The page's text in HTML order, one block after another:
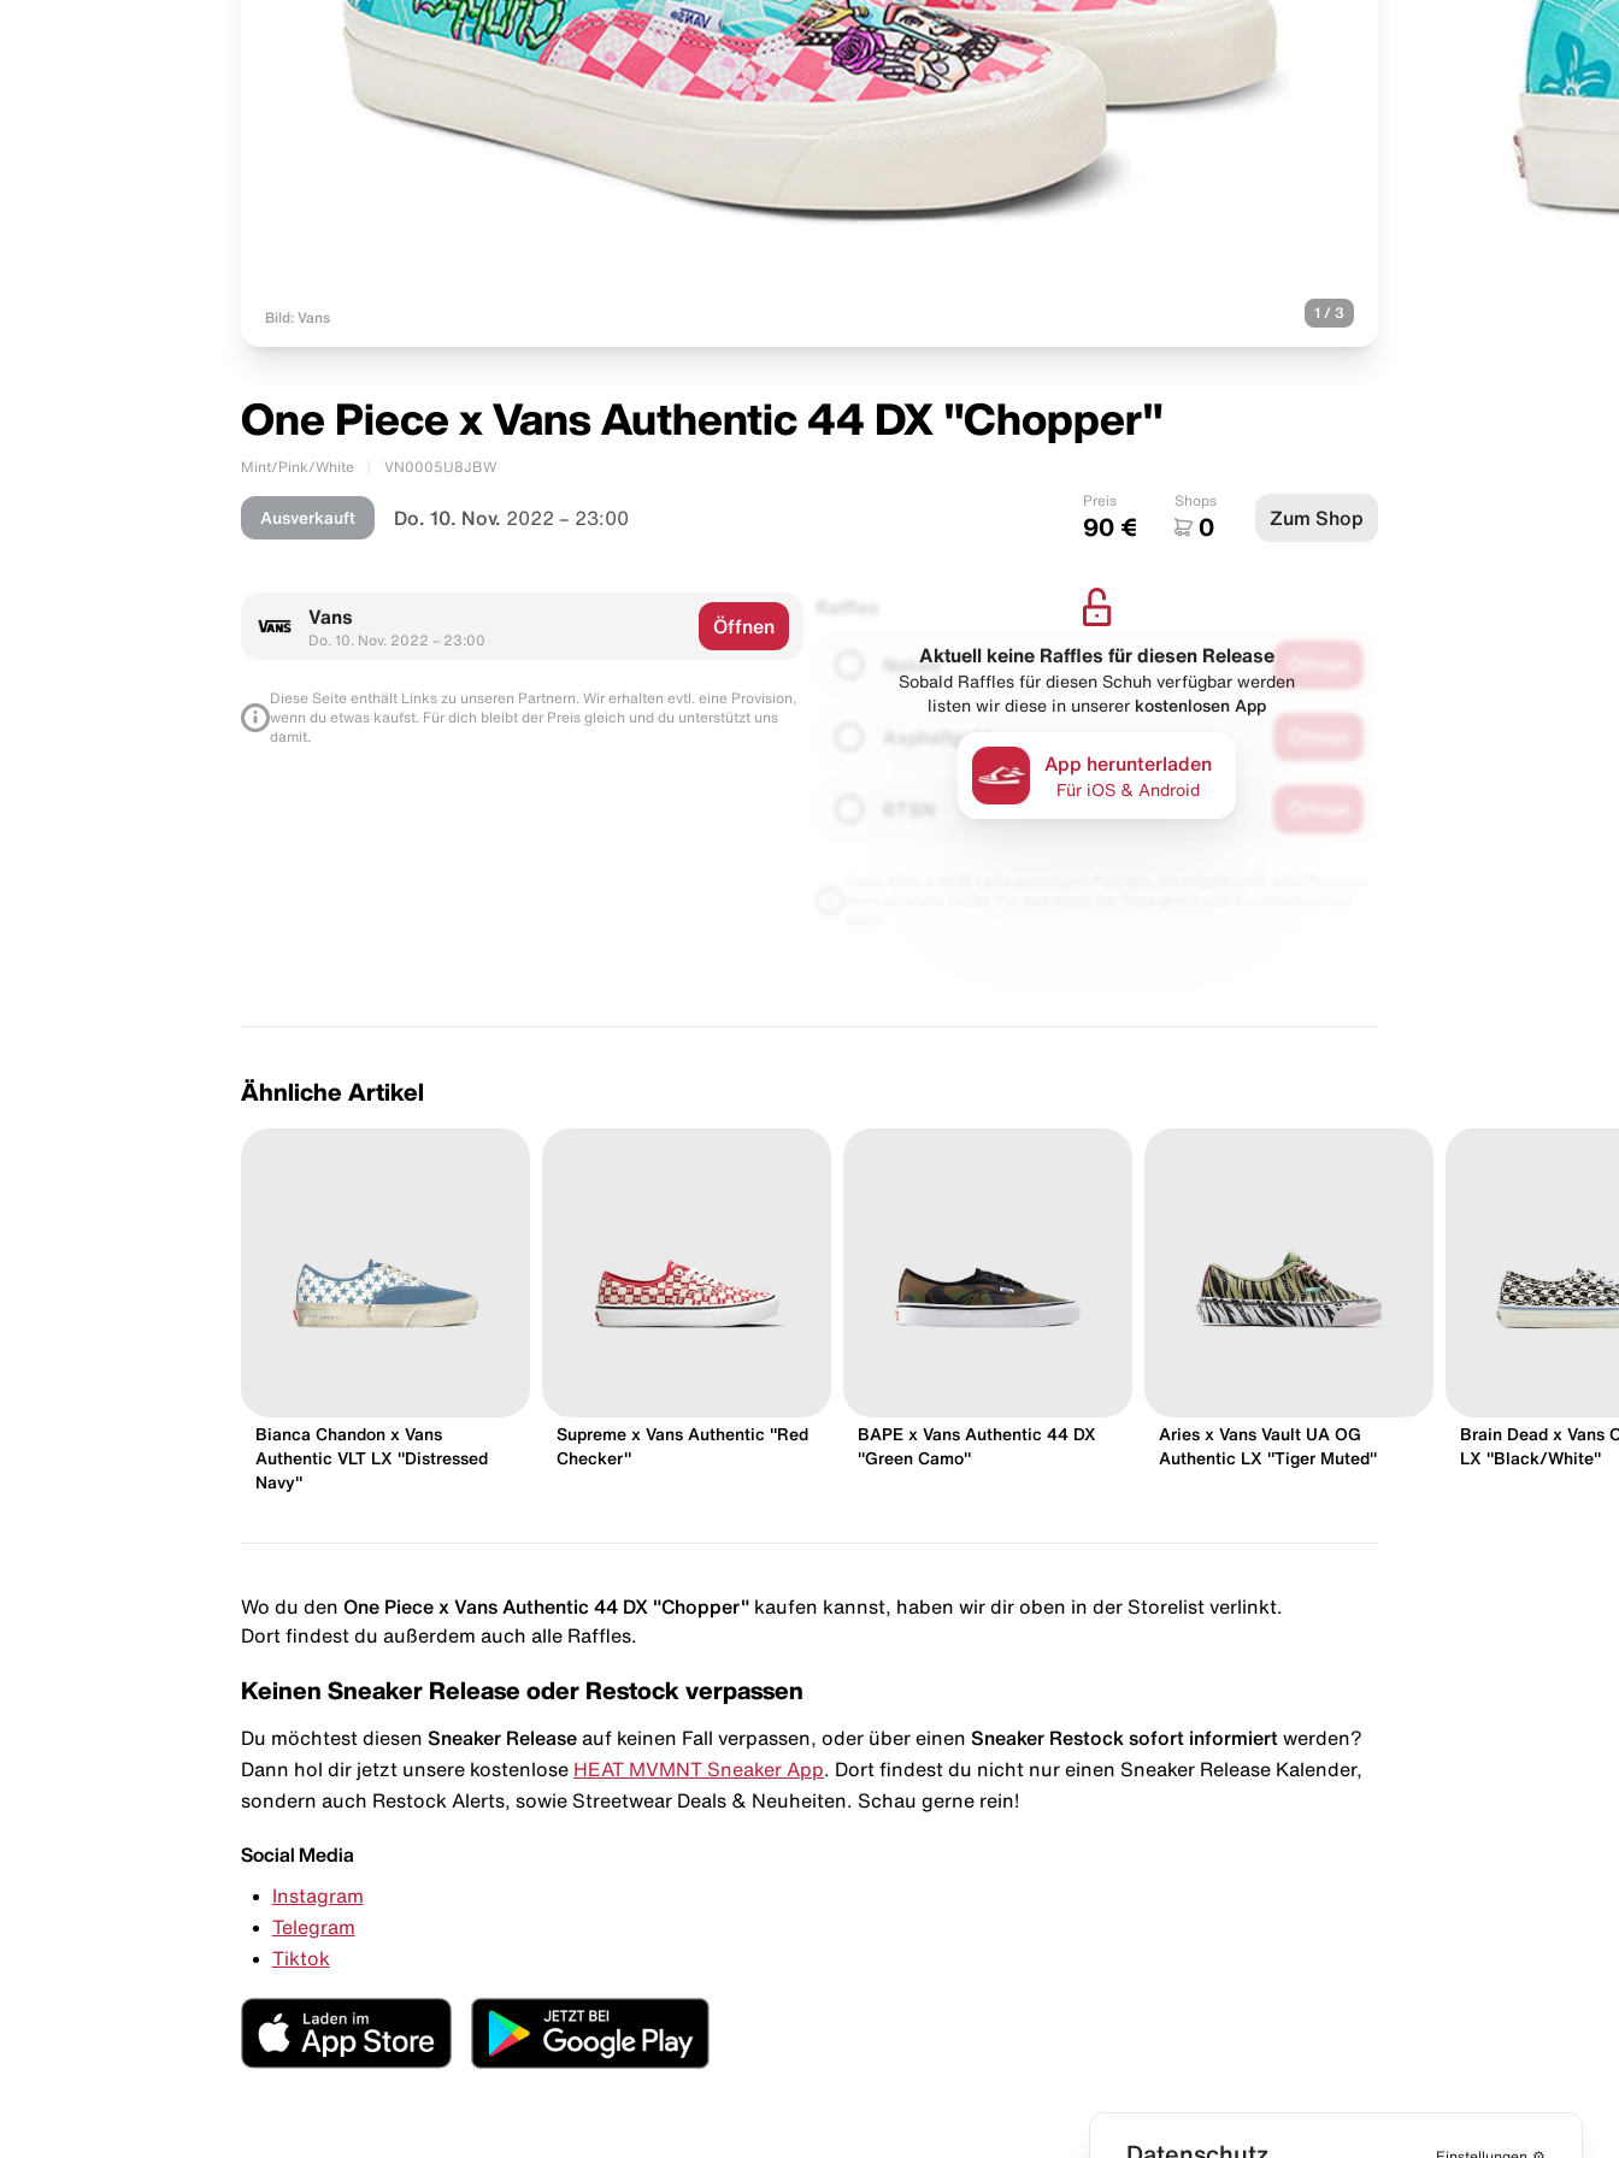
Bild: Vans 1 / 3
One Piece x Vans Authentic 44 DX "Chopper"
Mint/Pink/White VN0005U8JBW
Ausverkauft Do. 10. Nov. 2022 – 23:00
Preis
90 €
Shops
0 Zum Shop
Vans
Do. 10. Nov. 2022 – 23:00
Öffnen
Diese Seite enthält Links zu unseren Partnern. Wir erhalten evtl. eine Provision,
wenn du etwas kaufst. Für dich bleibt der Preis gleich und du unterstützt uns
damit.
Raffles
Naked
Asphaltgold
Aktuell keine Raffles für diesen Release
Sobald Raffles für diesen Schuh verfügbar werden
listen wir diese in unserer kostenlosen App
App herunterladen
Für iOS & Android
Ähnliche Artikel
Bianca Chandon x Vans
Authentic VLT LX "Distressed
Navy"
Supreme x Vans Authentic "Red
Checker"
BAPE x Vans Authentic 44 DX
"Green Camo"
Aries x Vans Vault UA OG
Authentic LX "Tiger Muted"
Brain Dead x Vans
LX "Black/White"
Wo du den One Piece x Vans Authentic 44 DX "Chopper" kaufen kannst, haben wir dir oben in der Storelist verlinkt.
Dort findest du außerdem auch alle Raffles.
Keinen Sneaker Release oder Restock verpassen
Du möchtest diesen Sneaker Release auf keinen Fall verpassen, oder über einen Sneaker Restock sofort informiert werden?
Dann hol dir jetzt unsere kostenlose HEAT MVMNT Sneaker App . Dort findest du nicht nur einen Sneaker Release Kalender,
sondern auch Restock Alerts, sowie Streetwear Deals & Neuheiten. Schau gerne rein!
Social Media
Instagram
Telegram
Tiktok